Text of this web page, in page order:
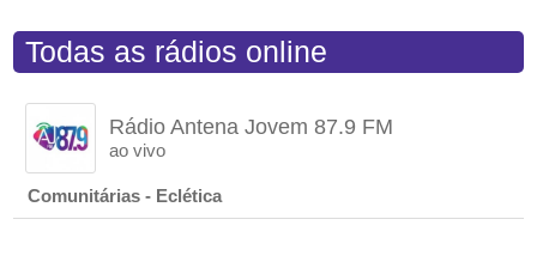
Todas as rádios online
Rádio Antena Jovem 87.9 FM
ao vivo
Comunitárias - Eclética